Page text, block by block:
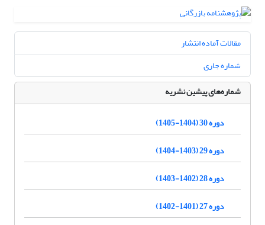
مقالات آماده انتشار
شماره جاری
شماره‌های پیشین نشریه
دوره 30 (1404-1405)
دوره 29 (1403-1404)
دوره 28 (1402-1403)
دوره 27 (1401-1402)